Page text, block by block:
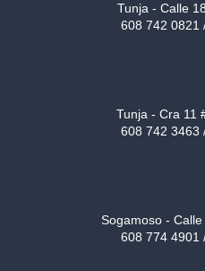
Tunja - Calle
608 742 0821
Tunja - Cra 11
608 742 3463
Sogamoso -
608 774 4901